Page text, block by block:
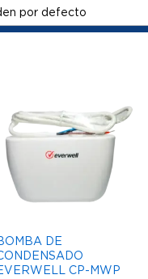
por defecto
DE
CP-MWP